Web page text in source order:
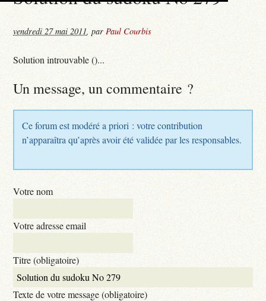
vendredi 27 mai 2011,parPaul Courbis
Solution introuvable ()...
Un message, un commentaire ?
Ce forum est modéré a priori : votre contribution
n’apparaîtra qu’après avoir été validée par les responsables.
Votre nom
Votre adresse email
Titre (obligatoire)
Texte de votre message (obligatoire)